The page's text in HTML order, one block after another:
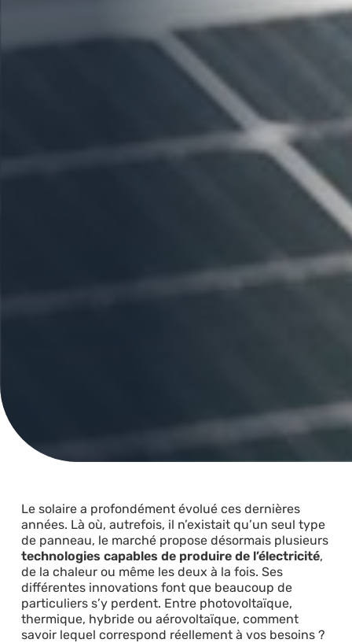
Le solaire a profondément évolué ces dernières
années. Là où, autrefois, il n’existait qu’un seul type
de panneau, le marché propose désormais plusieurs
technologies capables de produire de l’électricité,
de la chaleur ou même les deux à la fois. Ses
différentes innovations font que beaucoup de
particuliers s’y perdent. Entre photovoltaïque,
thermique, hybride ou aérovoltaïque, comment
savoir lequel correspond réellement à vos besoins ?